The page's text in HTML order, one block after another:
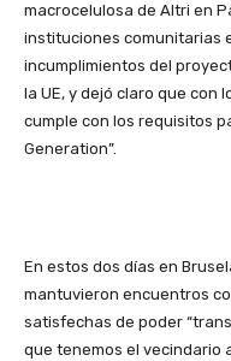
macrocelulosa de Altri en
instituciones comunitarias
incumplimientos del
la UE, y dejó claro que con
cumple con los requisitos
Generation”.
En estos dos días en
mantuvieron encuentros
satisfechas de poder
que tenemos el vecindario